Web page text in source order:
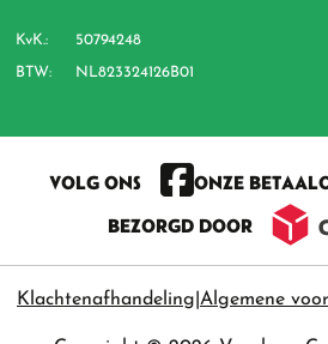
KvK.: 50794248
BTW: NL823324126B01
VOLG ONS
ONZE
BEZORGD DOOR
Klachtenafhandeling Algemene